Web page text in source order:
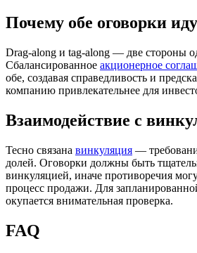
Почему обе оговорки
Drag-along и tag-along — две стороны
Сбалансированное акционерное
обе, создавая справедливость и
компанию привлекательнее для
Взаимодействие с
Тесно связана винкуляция —
долей. Оговорки должны быть
винкуляцией, иначе противоречия
процесс продажи. Для
окупается внимательная проверка.
FAQ